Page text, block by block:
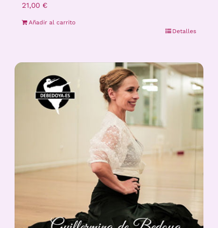
21,00 €
Añadir al carrito
Detalles